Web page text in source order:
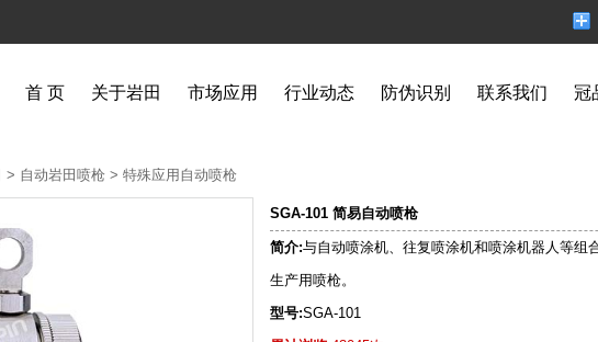
首 页 关于岩田 市场应用 行业动态 防伪识别 联系我们 冠
> 自动岩田喷枪 > 特殊应用自动喷枪
SGA-101 简易自动喷枪
简介:与自动喷涂机、往复喷涂机和喷涂机器人等组
生产用喷枪。
型号:SGA-101